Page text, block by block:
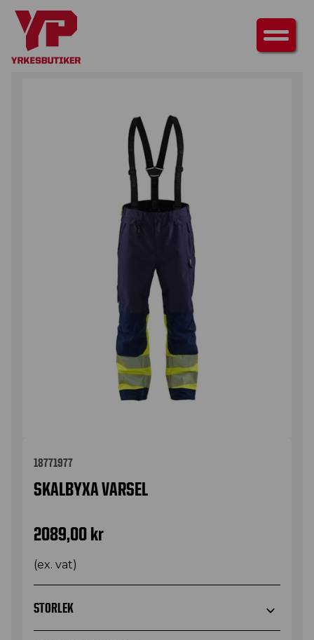
HEM UNDERDELAR
18771977
SKALBYXA VARSEL
2089,00 kr
(ex. vat)
STORLEK